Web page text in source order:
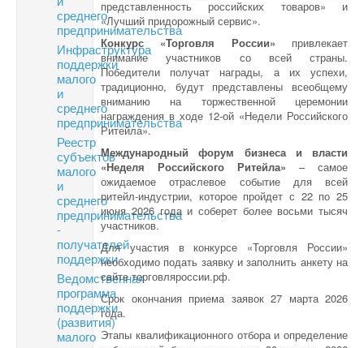
среднего
предпринимательства
Инфраструктура
поддержки
малого
и
среднего
предпринимательства
Реестр
субъектов
малого
и
среднего
предпринимательства
-
получателей
поддержки
Ведомственная
программа
поддержки
(развития)
малого
представленность российских товаров» и
«Лучший придорожный сервис».
Конкурс «Торговля России» привлекает
внимание участников со всей страны.
Победители получат награды, а их успехи,
традиционно, будут представлены всеобщему
вниманию на торжественной церемонии
награждения в ходе 12-ой «Недели Российского
Ритейла».
Международный форум бизнеса и власти
«Неделя Российского Ритейла» – самое
ожидаемое отраслевое событие для всей
ритейл-индустрии, которое пройдет с 22 по 25
июня 2026 года и соберет более восьми тысяч
участников.
Для участия в конкурсе «Торговля России»
необходимо подать заявку и заполнить анкету на
сайте торговляроссии.рф.
Срок окончания приема заявок 27 марта 2026
года.
Этапы квалификационного отбора и определение